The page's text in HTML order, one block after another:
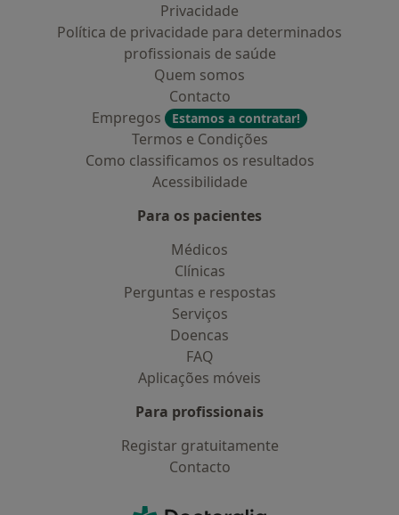
Privacidade
Política de privacidade para determinados
profissionais de saúde
Quem somos
Contacto
Empregos
Estamos a contratar!
Termos e Condições
Como classificamos os resultados
Acessibilidade
Para os pacientes
Médicos
Clínicas
Perguntas e respostas
Serviços
Doencas
FAQ
Aplicações móveis
Para profissionais
Registar gratuitamente
Contacto
Doctoralia - Homepage